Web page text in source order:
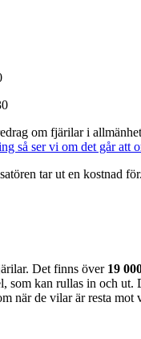
om fjärilar i
så ser vi om det går att
tar ut en kostnad för.
Det finns över 19
som kan rullas in och
när de vilar är resta mot